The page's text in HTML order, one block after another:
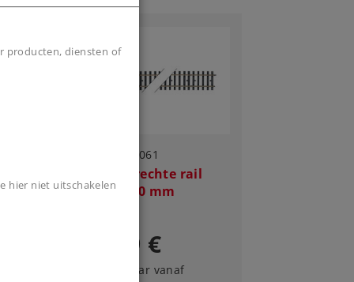
Art.-No. 59061
Märklin rechte rail
lengte 900 mm
31,99 €
Leverbaar vanaf
producten, diensten of
hier niet uitschakelen